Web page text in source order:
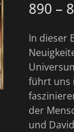
890 –
In dieser
führt uns
der
und